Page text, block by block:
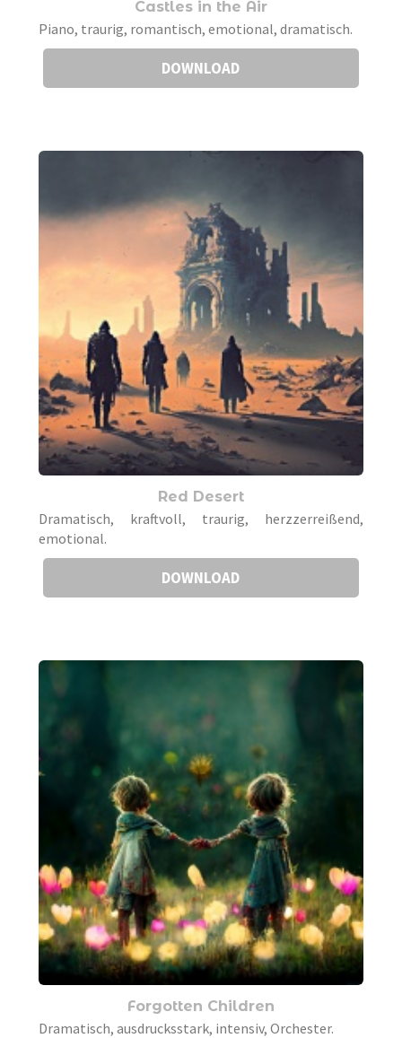
Castles in the Air
Piano, traurig, romantisch, emotional, dramatisch.
DOWNLOAD
Red Desert
Dramatisch, kraftvoll, traurig, herzzerreißend,
emotional.
DOWNLOAD
Forgotten Children
Dramatisch, ausdrucksstark, intensiv, Orchester.